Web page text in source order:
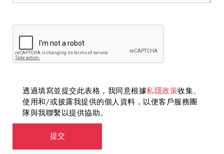
透過填寫並提交此表格，我同意根據私隱政策收集、
使用和/或披露我提供的個人資料，以便客戶服務團
隊與我聯繫以提供協助。
提交